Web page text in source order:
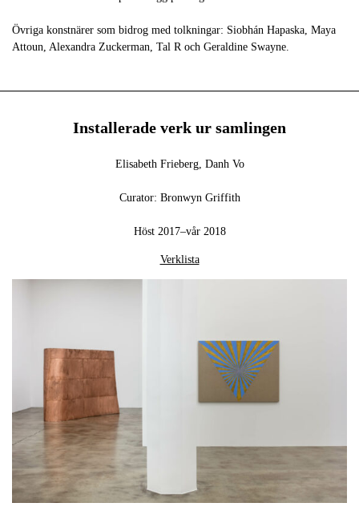
Övriga konstnärer som bidrog med tolkningar: Siobhán Hapaska, Maya
Attoun, Alexandra Zuckerman, Tal R och Geraldine Swayne.
Installerade verk ur samlingen
Elisabeth Frieberg, Danh Vo
Curator: Bronwyn Griffith
Höst 2017–vår 2018
Verklista